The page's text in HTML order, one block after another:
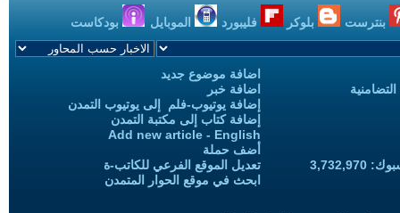
بنترست بلوكر فليبورد الموبايل بودكاست
اضافة موضوع جديد
اضافة خبر
إضافة يوتيوب-فلم إلى يوتيوب التمدن
إضافة كتاب إلى مكتبة التمدن
Add new article - English
أضف حملة
تعديل الموقع الفرعي للكاتب-ة
ابحث في موقع الحوار المتمدن